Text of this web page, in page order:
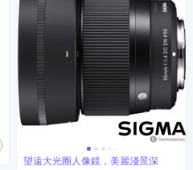
望遠大光圈人像鏡，美麗淺景深